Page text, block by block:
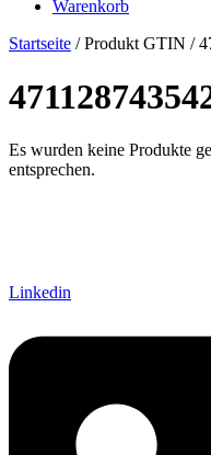
Warenkorb
Startseite / Produkt GTIN /
Es wurden keine Produkte
entsprechen.
Linkedin